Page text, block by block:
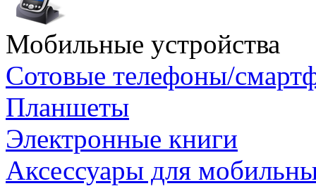
Мобильные устройства
Сотовые телефоны/
Планшеты
Электронные книги
Аксессуары для